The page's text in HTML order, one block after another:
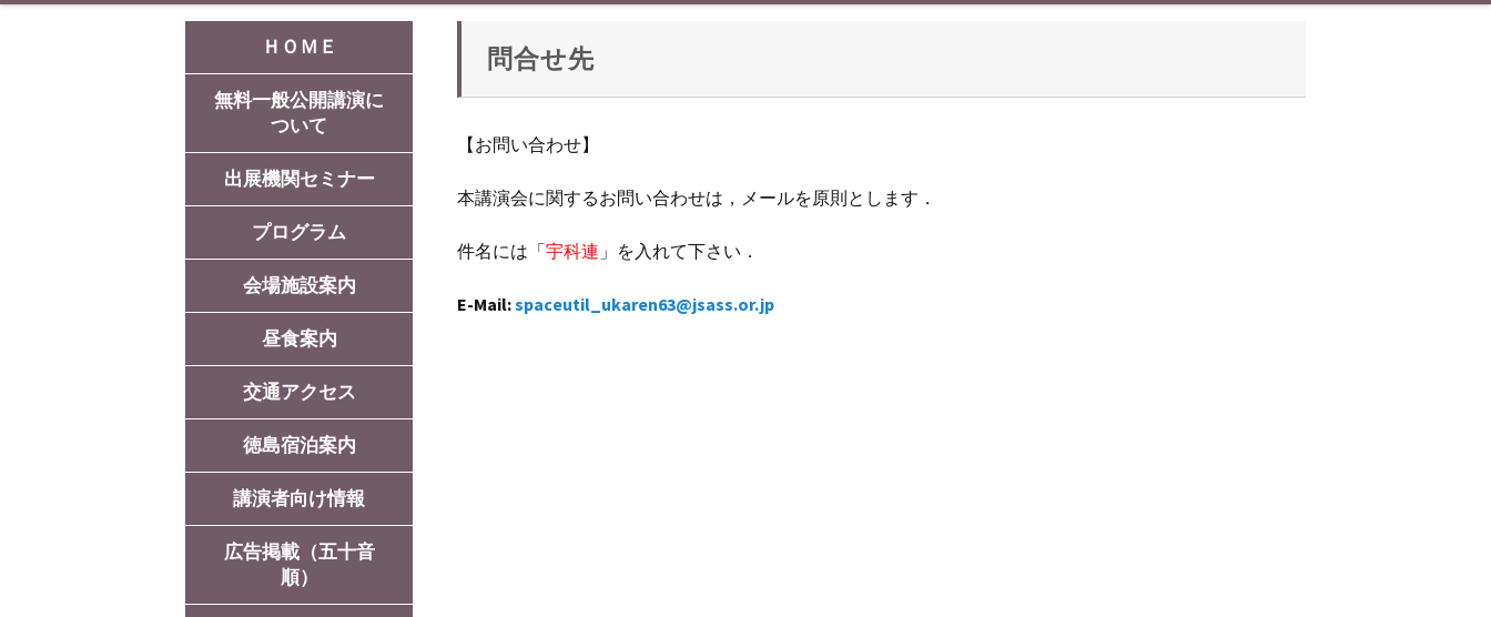
ＨＯＭＥ
無料一般公開講演に
ついて
無料一般公開講演内
の入場方法について
出展機関セミナー
プログラム
会場施設案内
昼食案内
交通アクセス
徳島宿泊案内
講演者向け情報
広告掲載（五十音
順）
問合せ先
【お問い合わせ】
本講演会に関するお問い合わせは，メールを原則とします．
件名には「宇科連 」を入れて下さい．
E-Mail:spaceutil_ukaren63@jsass.or.jp